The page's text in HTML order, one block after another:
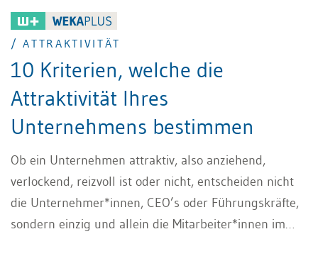
/ ATTRAKTIVITÄT
10 Kriterien, welche die
Attraktivität Ihres
Unternehmens bestimmen
Ob ein Unternehmen attraktiv, also anziehend,
verlockend, reizvoll ist oder nicht, entscheiden nicht
die Unternehmer*innen, CEO’s oder Führungskräfte,
sondern einzig und allein die Mitarbeiter*innen im